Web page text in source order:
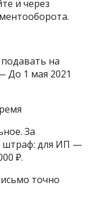
и через
на
До 1 мая 2021
За
штраф: для ИП —
₽.
точно